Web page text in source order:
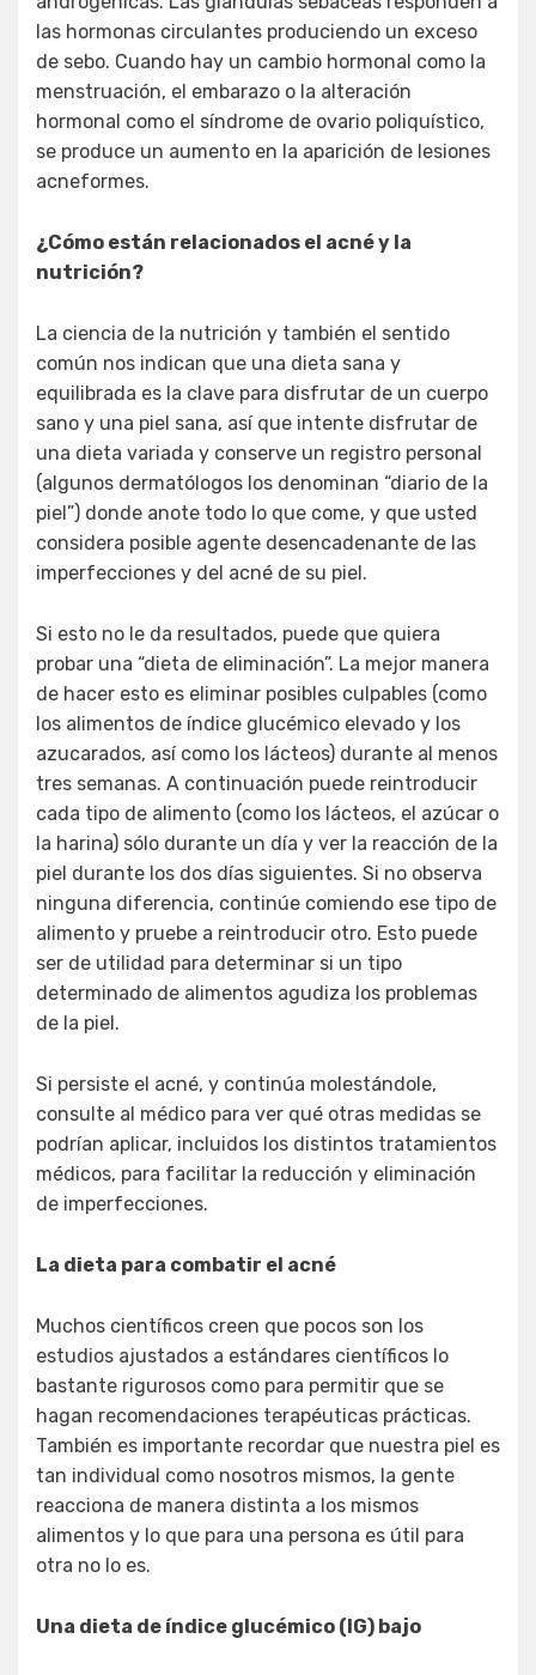
las hormonas circulantes produciendo un exceso
de sebo. Cuando hay un cambio hormonal como la
menstruación, el embarazo o la alteración
hormonal como el síndrome de ovario poliquístico,
se produce un aumento en la aparición de lesiones
acneformes.
¿Cómo están relacionados el acné y la
nutrición?
La ciencia de la nutrición y también el sentido
común nos indican que una dieta sana y
equilibrada es la clave para disfrutar de un cuerpo
sano y una piel sana, así que intente disfrutar de
una dieta variada y conserve un registro personal
(algunos dermatólogos los denominan “diario de la
piel”) donde anote todo lo que come, y que usted
considera posible agente desencadenante de las
imperfecciones y del acné de su piel.
Si esto no le da resultados, puede que quiera
probar una “dieta de eliminación”. La mejor manera
de hacer esto es eliminar posibles culpables (como
los alimentos de índice glucémico elevado y los
azucarados, así como los lácteos) durante al menos
tres semanas. A continuación puede reintroducir
cada tipo de alimento (como los lácteos, el azúcar o
la harina) sólo durante un día y ver la reacción de la
piel durante los dos días siguientes. Si no observa
ninguna diferencia, continúe comiendo ese tipo de
alimento y pruebe a reintroducir otro. Esto puede
ser de utilidad para determinar si un tipo
determinado de alimentos agudiza los problemas
de la piel.
Si persiste el acné, y continúa molestándole,
consulte al médico para ver qué otras medidas se
podrían aplicar, incluidos los distintos tratamientos
médicos, para facilitar la reducción y eliminación
de imperfecciones.
La dieta para combatir el acné
Muchos científicos creen que pocos son los
estudios ajustados a estándares científicos lo
bastante rigurosos como para permitir que se
hagan recomendaciones terapéuticas prácticas.
También es importante recordar que nuestra piel es
tan individual como nosotros mismos, la gente
reacciona de manera distinta a los mismos
alimentos y lo que para una persona es útil para
otra no lo es.
Una dieta de índice glucémico (IG) bajo